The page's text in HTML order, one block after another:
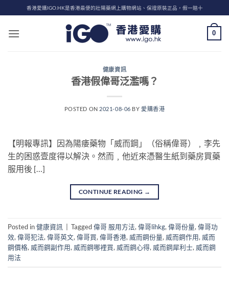
to
content
香港愛購IGO.HK是香港最便的壯陽藥網上購物網站、保證原裝正品，假一賠十
0
健康資訊
香港假偉哥泛濫嗎？
POSTED ON 2021-08-06 BY愛購香港
【明報專訊】因為陽痿藥物「威而鋼」（俗稱偉哥）﹐李先
生的困惑壹度得以解決。然而﹐他近來憑醫生紙到藥房買藥
服用後 […]
CONTINUE READING →
Posted in健康資訊 Tagged偉哥 服用方法, 偉哥lihkg, 偉哥份量, 偉哥功
效, 偉哥犯法, 偉哥英文, 偉哥買, 偉哥香港, 威而鋼份量, 威而鋼作用, 威而
鋼價格, 威而鋼副作用, 威而鋼哪裡買, 威而鋼心得, 威而鋼犀利士, 威而鋼
用法